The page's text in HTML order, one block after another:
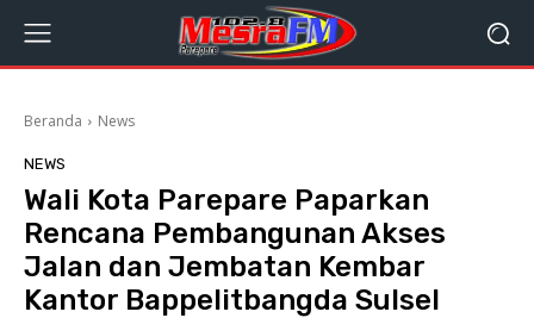
Beranda News
NEWS
Wali Kota Parepare Paparkan
Rencana Pembangunan Akses
Jalan dan Jembatan Kembar
Kantor Bappelitbangda Sulsel